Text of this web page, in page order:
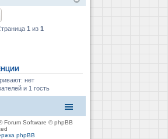
1 из1
нет
и 1 гость
Forum Software © phpBB
phpBB